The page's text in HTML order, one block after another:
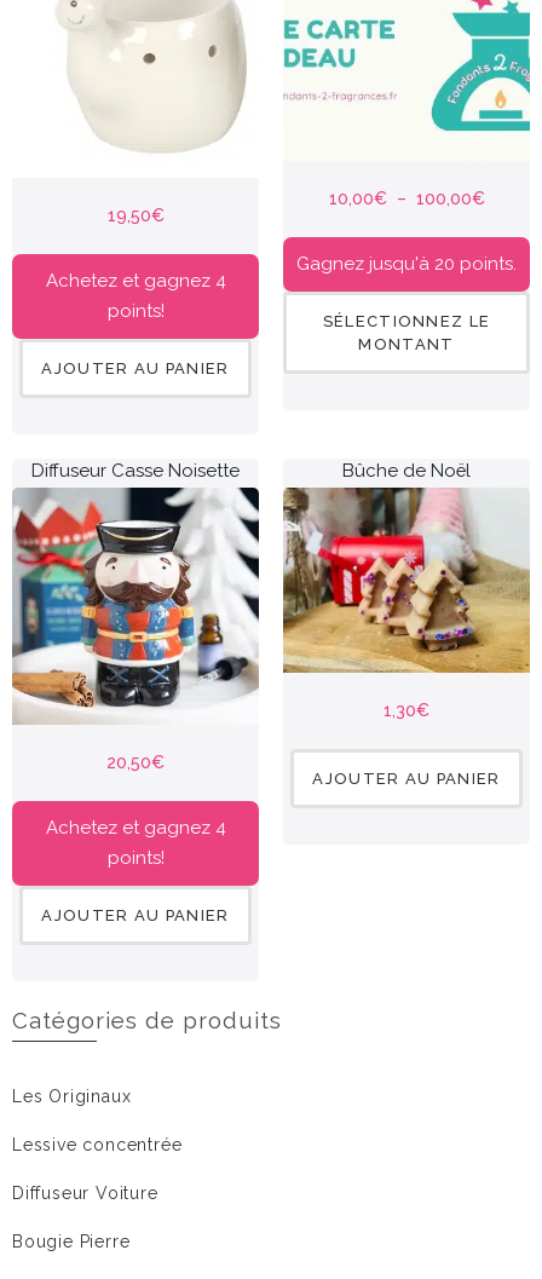
19,50€
Achetez et gagnez 4
points!
AJOUTER AU PANIER
10,00€ – 100,00€
Gagnez jusqu'à 20 points.
SÉLECTIONNEZ LE
MONTANT
Diffuseur Casse Noisette
20,50€
Achetez et gagnez 4
points!
AJOUTER AU PANIER
Bûche de Noël
1,30€
AJOUTER AU PANIER
Catégories de produits
Les Originaux
Lessive concentrée
Diffuseur Voiture
Bougie Pierre